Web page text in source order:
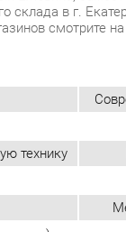
Белый/